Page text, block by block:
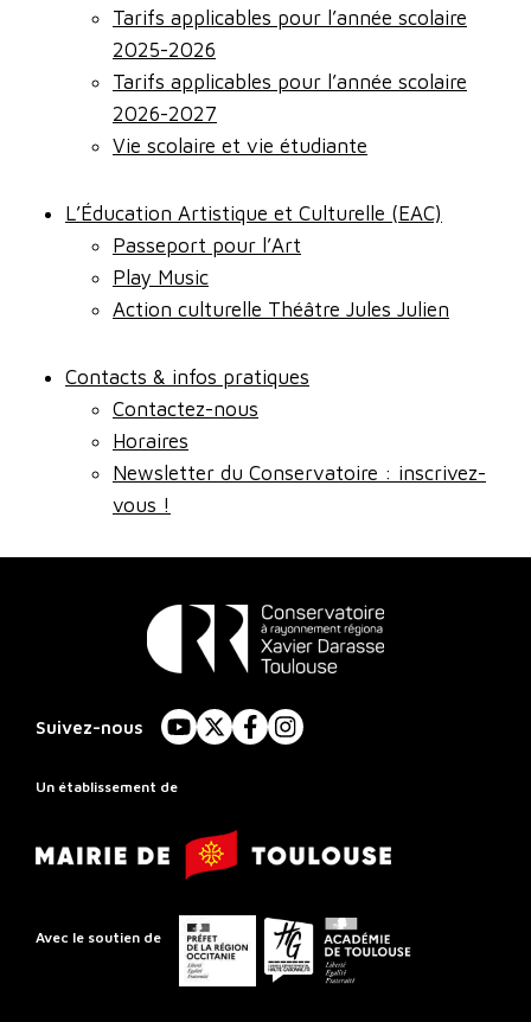
Tarifs applicables pour l’année scolaire
2025-2026
Tarifs applicables pour l’année scolaire
2026-2027
Vie scolaire et vie étudiante
L’Éducation Artistique et Culturelle (EAC)
Passeport pour l’Art
Play Music
Action culturelle Théâtre Jules Julien
Contacts & infos pratiques
Contactez-nous
Horaires
Newsletter du Conservatoire : inscrivez-
vous !
Rayonnement
Régional
Toulouse
Suivez-nous
YouTube
X FacebookInstagram
Un établissement de
Mairie
de
Avec le soutien de
Préfet
de
la
Conseil
départemental
Académie
de